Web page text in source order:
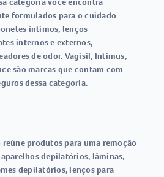
formulados para o cuidado
íntimos, lenços
internos e externos,
de odor. Vagisil, Intimus,
são marcas que contam com
dessa categoria.
produtos para uma remoção
depilatórios, lâminas,
depilatórios, lenços para